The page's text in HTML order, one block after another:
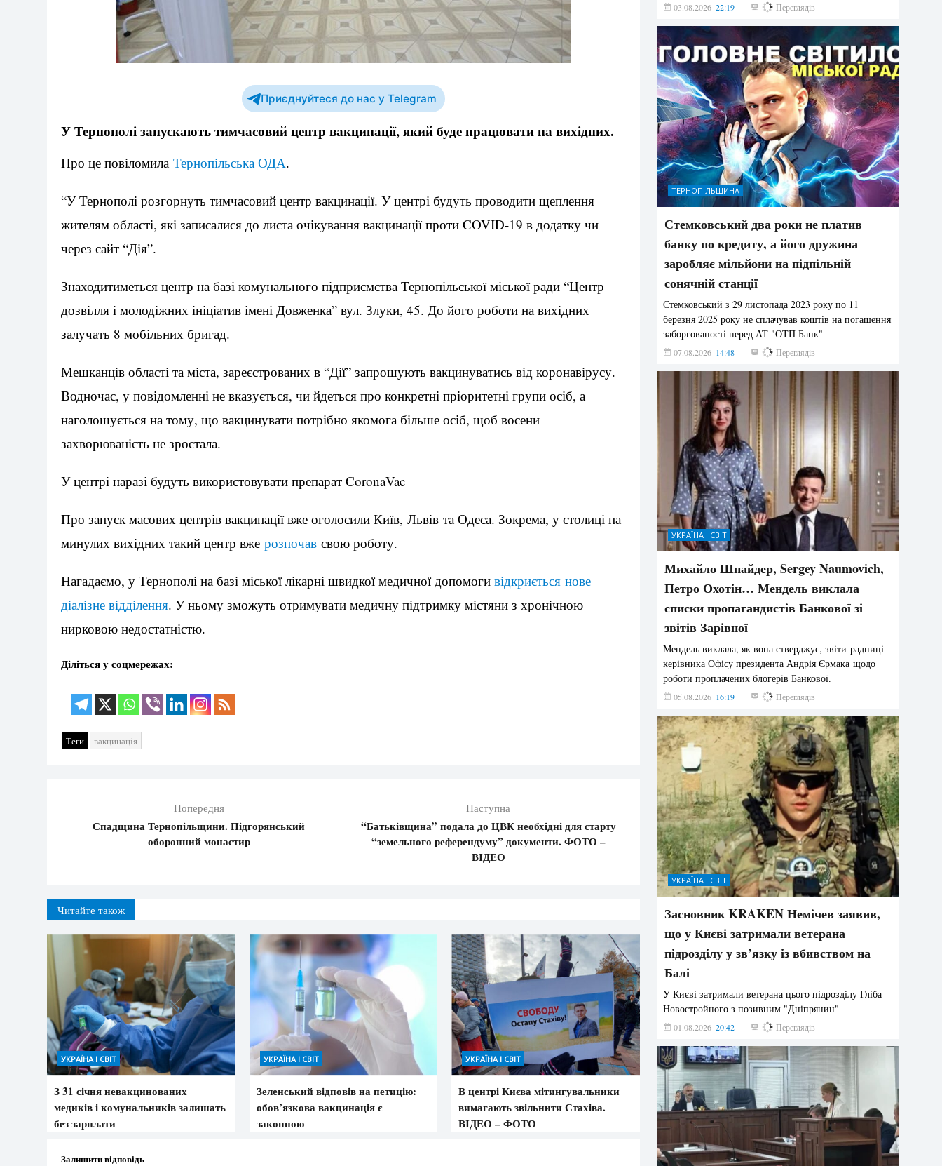
Приєднуйтеся до нас у Telegram
У Тернополі запускають тимчасовий центр вакцинації, який буде працювати на вихідних.
Про це повіломила Тернопільська ОДА.
“У Тернополі розгорнуть тимчасовий центр вакцинації. У центрі будуть проводити щеплення
жителям області, які записалися до листа очікування вакцинації проти COVID-19 в додатку чи
через сайт “Дія”.
Знаходитиметься центр на базі комунального підприємства Тернопільської міської ради “Центр
дозвілля і молодіжних ініціатив імені Довженка” вул. Злуки, 45. До його роботи на вихідних
залучать 8 мобільних бригад.
Мешканців області та міста, зареєстрованих в “Дії” запрошують вакцинуватись від коронавірусу.
Водночас, у повідомленні не вказується, чи йдеться про конкретні пріоритетні групи осіб, а
наголошується на тому, що вакцинувати потрібно якомога більше осіб, щоб восени
захворюваність не зростала.
У центрі наразі будуть використовувати препарат CoronaVac
Про запуск масових центрів вакцинації вже оголосили Київ, Львів та Одеса. Зокрема, у столиці на
минулих вихідних такий центр вже розпочав свою роботу.
Нагадаємо, у Тернополі на базі міської лікарні швидкої медичної допомоги відкриється нове
діалізне відділення. У ньому зможуть отримувати медичну підтримку містяни з хронічною
нирковою недостатністю.
Діліться у соцмережах:
Теги вакцинація
Попередня
Спадщина Тернопільщини. Підгорянський
оборонний монастир
Наступна
“Батьківщина” подала до ЦВК необхідні для старту
“земельного референдуму” документи. ФОТО –
ВІДЕО
Читайте також
УКРАЇНА І СВІТ
З 31 січня невакцинованих
медиків і комунальників залишать
без зарплати
УКРАЇНА І СВІТ
Зеленський відповів на петицію:
обов’язкова вакцинація є
законною
УКРАЇНА І СВІТ
В центрі Києва мітингувальники
вимагають звільнити Стахіва.
ВІДЕО – ФОТО
Залишити відповідь
03.08.2026 22:19 868 Переглядів
ТЕРНОПІЛЬЩИНА
Стемковський два роки не платив
банку по кредиту, а його дружина
заробляє мільйони на підпільній
сонячній станції
Стемковський з 29 листопада 2023 року по 11
березня 2025 року не сплачував коштів на погашення
заборгованості перед АТ "ОТП Банк"
07.08.2026 14:48 309 Переглядів
УКРАЇНА І СВІТ
Михайло Шнайдер, Sergey Naumovich,
Петро Охотін… Мендель виклала
списки пропагандистів Банкової зі
звітів Зарівної
Мендель виклала, як вона стверджує, звіти радниці
керівника Офісу президента Андрія Єрмака щодо
роботи проплачених блогерів Банкової.
05.08.2026 16:19 222 Переглядів
УКРАЇНА І СВІТ
Засновник KRAKEN Немічев заявив,
що у Києві затримали ветерана
підрозділу у зв’язку із вбивством на
Балі
У Києві затримали ветерана цього підрозділу Гліба
Новостройного з позивним "Дніпрянин"
01.08.2026 20:42 192 Переглядів